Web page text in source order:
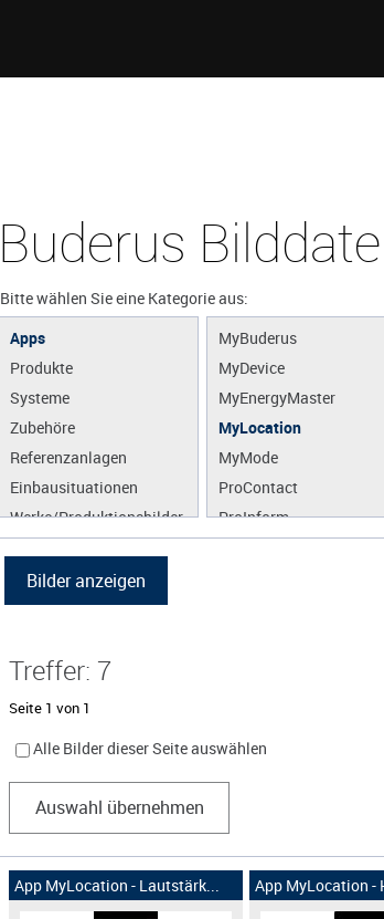
Buderus
Bitte wählen Sie eine Kategorie aus:
Apps
Produkte
Systeme
Zubehöre
Referenzanlagen
Einbausituationen
Werke/Produktionsbilder
Grafiken
MyBuderus
MyDevice
MyEnergyMaster
MyLocation
MyMode
ProContact
ProInform
Treffer: 7
Seite 1 von 1
Alle Bilder dieser Seite auswählen
Auswahl übernehmen
App MyLocation - Lautstärk... App MyLocation -